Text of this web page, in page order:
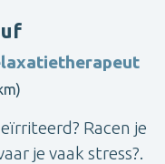
Racen je
je vaak stress?.